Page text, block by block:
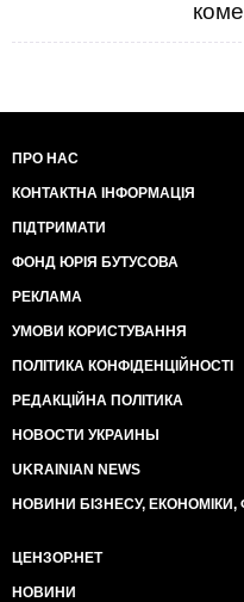
ПРО НАС
КОНТАКТНА ІНФОРМАЦІЯ
ПІДТРИМАТИ
ФОНД ЮРІЯ БУТУСОВА
РЕКЛАМА
УМОВИ КОРИСТУВАННЯ
ПОЛІТИКА КОНФІДЕНЦІЙНОСТІ
РЕДАКЦІЙНА ПОЛІТИКА
НОВОСТИ УКРАИНЫ
UKRAINIAN NEWS
НОВИНИ БІЗНЕСУ, ЕКОНОМІКИ,
ЦЕНЗОР.НЕТ
НОВИНИ